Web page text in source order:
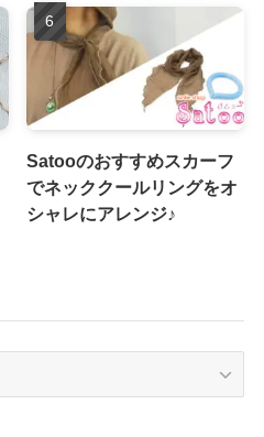
Satooのおすすめスカーフ
でネッククールリングをオ
シャレにアレンジ♪